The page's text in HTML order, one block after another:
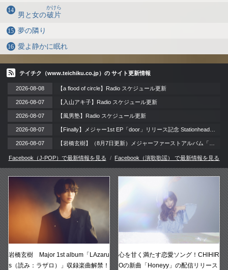
男と女の破片
かけら
夢の隣り
愛よ静かに眠れ
テイチク（www.teichiku.co.jp）の サイト更新情報
2026-08-08 【a flood of circle】Radio スケジュール更新
2026-08-07 【入山アキ子】Radio スケジュール更新
2026-08-07 【風男塾】Radio スケジュール更新
2026-08-07
2026-08-07
Facebook（J-POP）で最新情報を見る Facebook（演歌歌謡） で最新情報を見る
岩橋玄樹 Major 1st album「LAzaru
s（読み：ラザロ）」収録楽曲解禁！
心を甘く満たす恋愛ソング！CHIHIR
Oの新曲「Honeyy」の配信リリース